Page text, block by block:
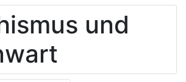
und